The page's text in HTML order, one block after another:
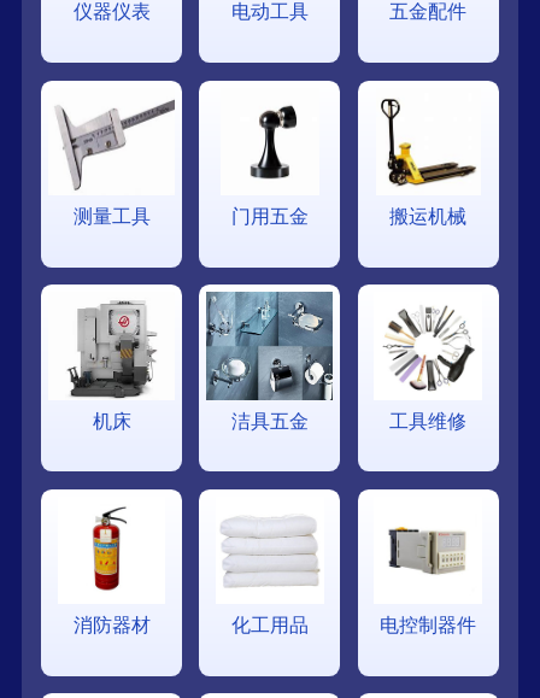
仪器仪表 电动工具 五金配件
测量工具 门用五金 搬运机械
机床 洁具五金 工具维修
消防器材 化工用品 电控制器件